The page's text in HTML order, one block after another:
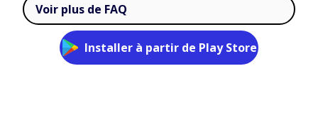
Voir plus de FAQ
Installer à partir de Play Store